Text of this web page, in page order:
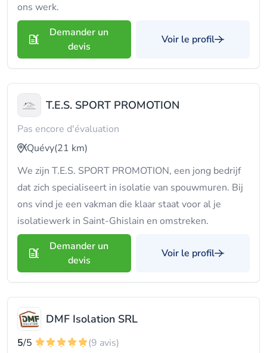
ons werk.
Demander un
devis
Voir le profil
T.E.S. SPORT PROMOTION
Pas encore d'évaluation
Quévy(21 km)
We zijn T.E.S. SPORT PROMOTION, een jong bedrijf
dat zich specialiseert in isolatie van spouwmuren. Bij
ons vind je een vakman die klaar staat voor al je
isolatiewerk in Saint-Ghislain en omstreken.
Demander un
devis
Voir le profil
DMF Isolation SRL
5/5
(9 avis)